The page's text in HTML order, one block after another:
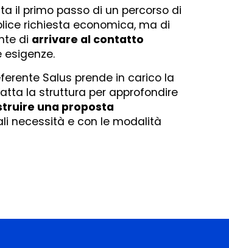
il primo passo di un percorso di
richiesta economica, ma di
di arrivare al contatto
esigenze.
Salus prende in carico la
la struttura per approfondire
una proposta
necessità e con le modalità